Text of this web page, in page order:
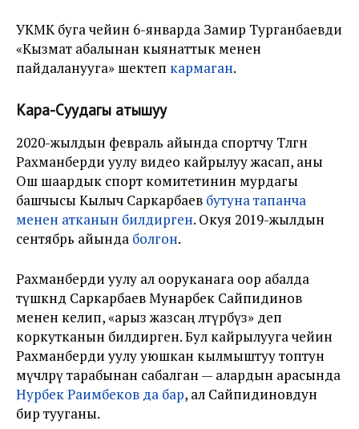
УКМК буга чейин 6-январда Замир Турганбаевди
«Кызмат абалынан кыянаттык менен
пайдаланууга» шектеп кармаган.
Кара-Суудагы атышуу
2020-жылдын февраль айында спортчу Төлөгөн
Рахманберди уулу видео кайрылуу жасап, аны
Ош шаардык спорт комитетинин мурдагы
башчысы Кылыч Саркарбаев бутуна тапанча
менен атканын билдирген. Окуя 2019-жылдын
сентябрь айында болгон.
Рахманберди уулу ал ооруканага оор абалда
түшкөндө Саркарбаев Мунарбек Сайпидинов
менен келип, «арыз жазсаң өлтүрөбүз» деп
коркутканын билдирген. Бул кайрылууга чейин
Рахманберди уулу уюшкан кылмыштуу топтун
мүчөлөрү тарабынан сабалган — алардын арасында
Нурбек Раимбеков да бар, ал Сайпидиновдун
бир тууганы.